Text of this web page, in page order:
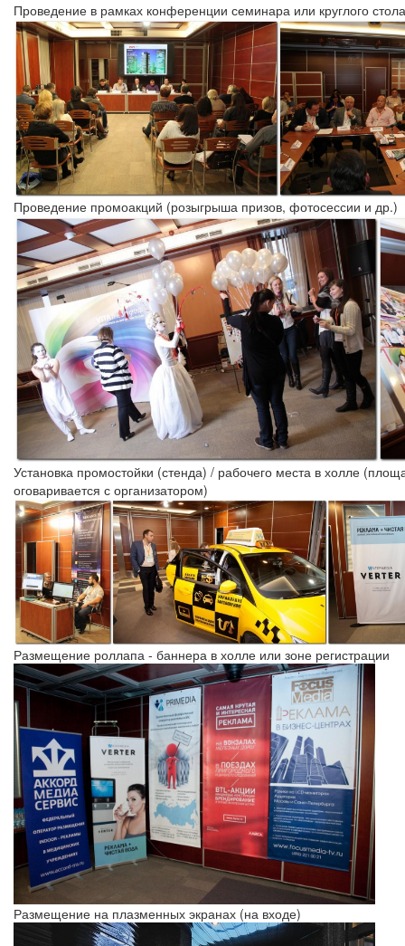
Проведение в рамках конференции семинара или круглого стола
Проведение промоакций (розыгрыша призов, фотосессии и др.)
Установка промостойки (стенда) / рабочего места в холле
оговаривается с организатором)
Размещение роллапа - баннера в холле или зоне регистрации
Размещение на плазменных экранах (на входе)